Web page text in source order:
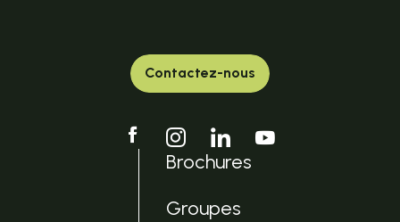
Contactez-nous
Brochures
Groupes